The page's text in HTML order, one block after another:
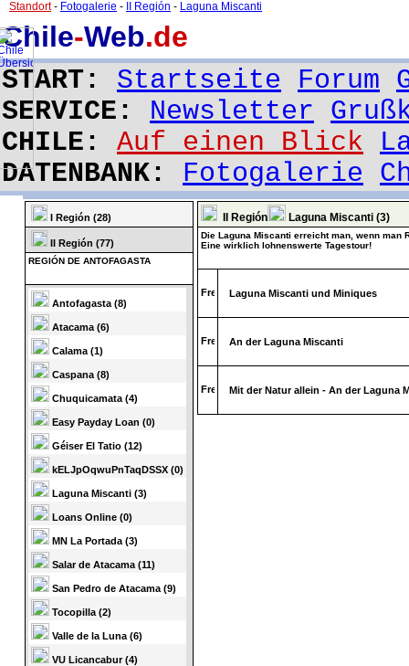
Chile-Web.de
START: Startseite Forum
SERVICE: Newsletter
CHILE: Auf einen Blick
DATENBANK: Fotogalerie
Standort- Fotogalerie - II Región - Laguna Miscanti
I Región (28)
II Región (77)
REGIÓN DE ANTOFAGASTA
Antofagasta (8)
Atacama (6)
Calama (1)
Caspana (8)
Chuquicamata (4)
Easy Payday Loan (0)
Géiser El Tatio (12)
kELJpOqwuPnTaqDSSX (0)
Laguna Miscanti (3)
Loans Online (0)
MN La Portada (3)
Salar de Atacama (11)
San Pedro de Atacama (9)
Tocopilla (2)
Valle de la Luna (6)
VU Licancabur (4)
II Región Laguna Miscanti (3)
Die Laguna Miscanti erreicht man, wenn man
Eine wirklich lohnenswerte Tagestour!
Laguna Miscanti und Miniques
An der Laguna Miscanti
Mit der Natur allein - An der Laguna